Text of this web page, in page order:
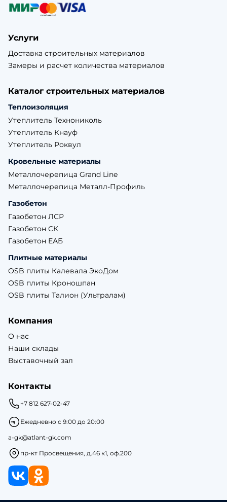
Услуги
Доставка строительных материалов
Замеры и расчет количества материалов
Каталог строительных материалов
Теплоизоляция
Утеплитель Технониколь
Утеплитель Кнауф
Утеплитель Роквул
Кровельные материалы
Металлочерепица Grand Line
Металлочерепица Металл-Профиль
Газобетон
Газобетон ЛСР
Газобетон СК
Газобетон ЕАБ
Плитные материалы
OSB плиты Калевала ЭкоДом
OSB плиты Кроношпан
OSB плиты Талион (Ультралам)
Компания
О нас
Наши склады
Выставочный зал
Контакты
+7 812 627-02-47
Ежедневно с 9:00 до 20:00
a-gk@atlant-gk.com
пр-кт Просвещения, д.46 к1, оф.200